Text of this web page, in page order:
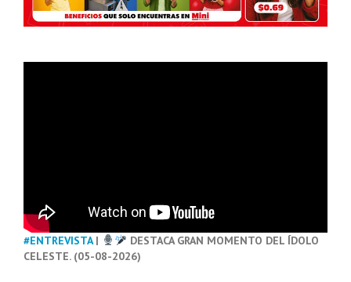
#ENTREVISTA|
DESTACA GRAN MOMENTO DEL ÍDOLO
CELESTE. (05-08-2026)